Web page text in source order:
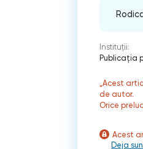
Instituții:
Publicaţia
„Acest
de autor.
Orice
Acest
Deja